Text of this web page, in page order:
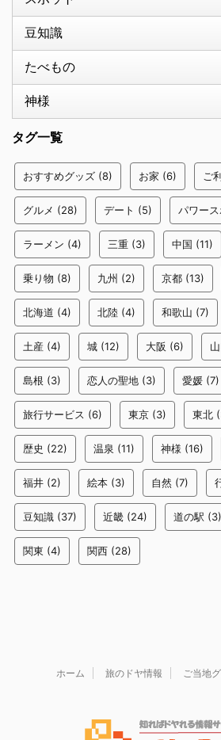
豆知識
たべもの
神様
タグ一覧
おすすめグッズ (8) お家 (6) ご
グルメ (28) デート (5) パワース
ラーメン (4) 三重 (3) 中国 (11)
乗り物 (8) 九州 (2) 京都 (13)
北海道 (4) 北陸 (4) 和歌山 (7)
土産 (4) 城 (12) 大阪 (6)
島根 (3) 恋人の聖地 (3) 愛媛 (7)
旅行サービス (6) 東京 (3) 東北
歴史 (22) 温泉 (11) 神様 (16)
福井 (2) 絵本 (3) 自然 (7)
豆知識 (37) 近畿 (24) 道の駅 (3)
関東 (4) 関西 (28)
ホーム 旅のドヤ情報 ご当地